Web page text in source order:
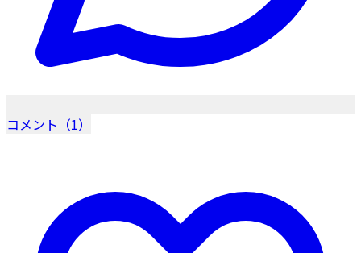
コメント（1）